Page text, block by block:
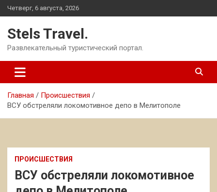
Перейти
к
Четверг, 6 августа, 2026
Stels Travel.
Развлекательный туристический портал.
Главная
Происшествия
ВСУ обстреляли локомотивное депо в Мелитополе
ПРОИСШЕСТВИЯ
ВСУ обстреляли локомотивное